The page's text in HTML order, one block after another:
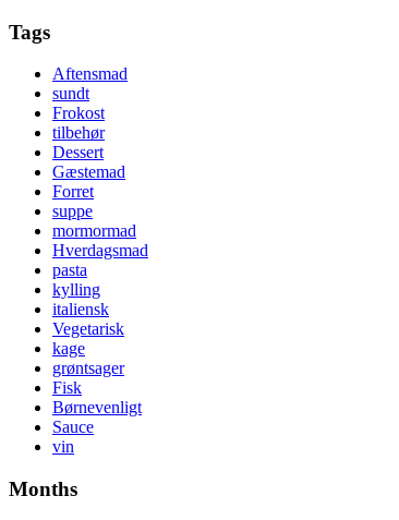
Tags
Aftensmad
sundt
Frokost
tilbehør
Dessert
Gæstemad
Forret
suppe
mormormad
Hverdagsmad
pasta
kylling
italiensk
Vegetarisk
kage
grøntsager
Fisk
Børnevenligt
Sauce
vin
Months